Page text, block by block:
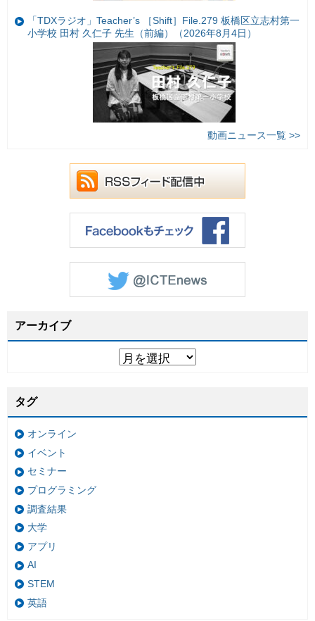
「TDXラジオ」Teacher’s ［Shift］File.279 板橋区立志村第一
小学校 田村 久仁子 先生（前編）（2026年8月4日）
動画ニュース一覧 >>
アーカイブ
タグ
オンライン
イベント
セミナー
プログラミング
調査結果
大学
アプリ
AI
STEM
英語